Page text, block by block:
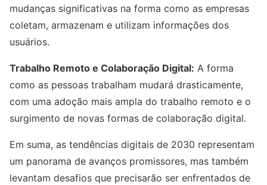
mudanças significativas na forma como as empresas
coletam, armazenam e utilizam informações dos
usuários.
Trabalho Remoto e Colaboração Digital: A forma
como as pessoas trabalham mudará drasticamente,
com uma adoção mais ampla do trabalho remoto e o
surgimento de novas formas de colaboração digital.
Em suma, as tendências digitais de 2030 representam
um panorama de avanços promissores, mas também
levantam desafios que precisarão ser enfrentados de